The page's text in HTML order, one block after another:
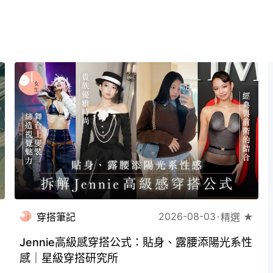
穿搭筆記 2026-08-03 精選 ★
Jennie高級感穿搭公式：貼身、露腰添陽光系性
感｜星級穿搭研究所